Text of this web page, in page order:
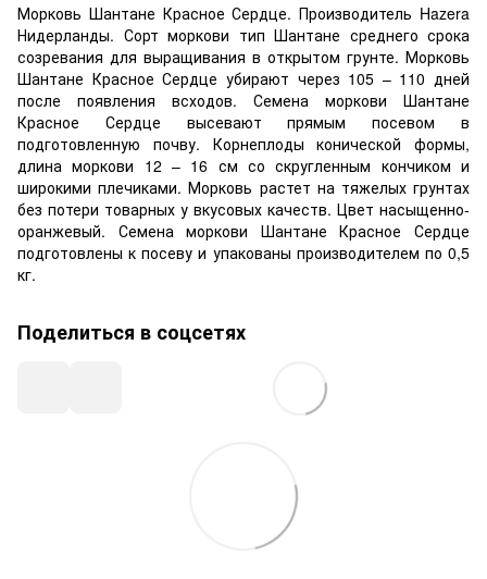
Морковь Шантане Красное Сердце. Производитель Hazera
Нидерланды. Сорт моркови тип Шантане среднего срока
созревания для выращивания в открытом грунте. Морковь
Шантане Красное Сердце убирают через 105 – 110 дней
после появления всходов. Семена моркови Шантане
Красное Сердце высевают прямым посевом в
подготовленную почву. Корнеплоды конической формы,
длина моркови 12 – 16 см со скругленным кончиком и
широкими плечиками. Морковь растет на тяжелых грунтах
без потери товарных у вкусовых качеств. Цвет насыщенно-
оранжевый. Семена моркови Шантане Красное Сердце
подготовлены к посеву и упакованы производителем по 0,5
кг.
Поделиться в соцсетях